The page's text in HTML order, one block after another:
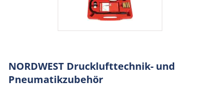
NORDWEST Drucklufttechnik- und
Pneumatikzubehör